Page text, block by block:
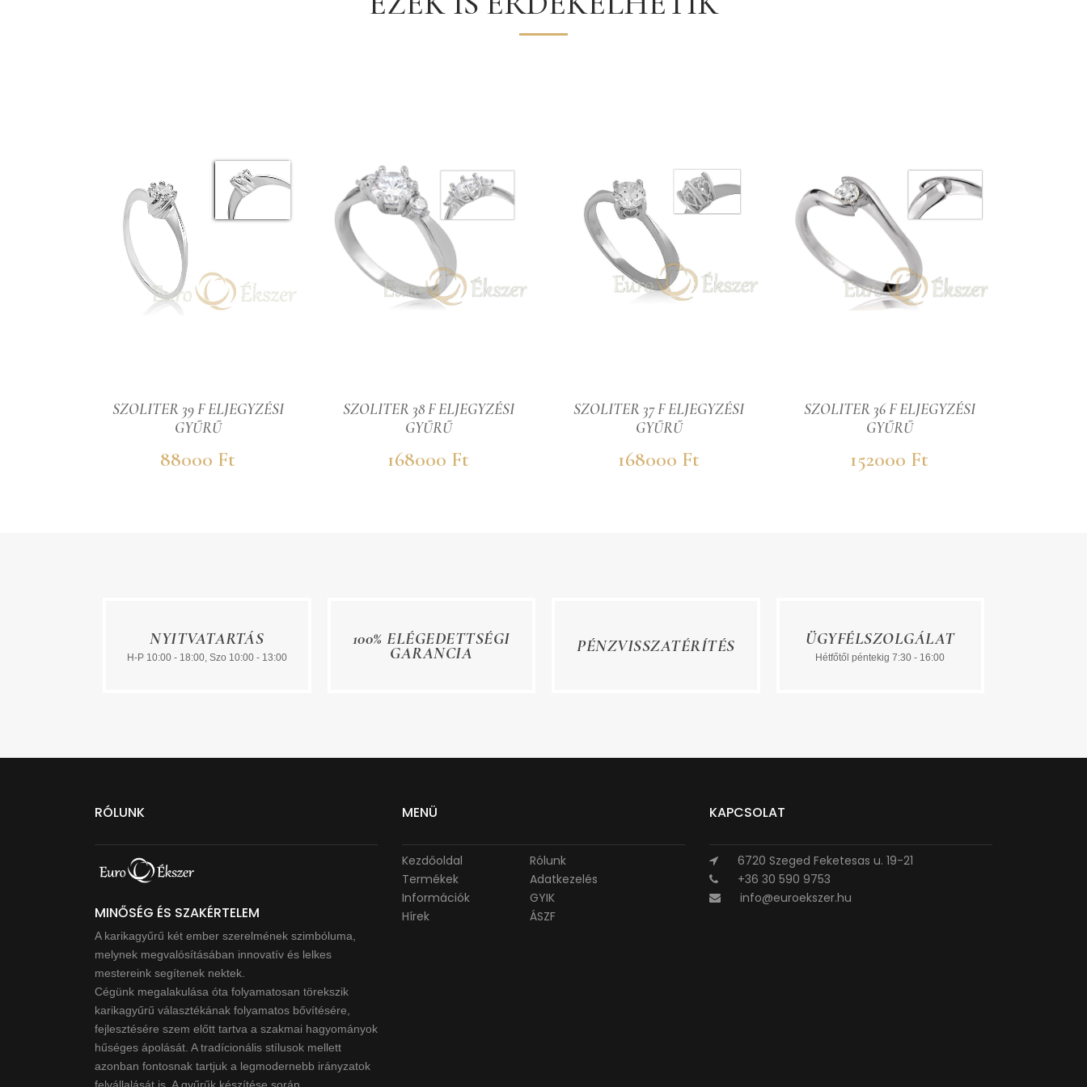
SZOLITER 39 F ELJEGYZÉSI
GYŰRŰ
88000 Ft
SZOLITER 38 F ELJEGYZÉSI
GYŰRŰ
168000 Ft
SZOLITER 37 F ELJEGYZÉSI
GYŰRŰ
168000 Ft
SZOLITER 36 F ELJEGYZÉSI
GYŰRŰ
152000 Ft
NYITVATARTÁS
H-P 10:00 - 18:00, Szo 10:00 - 13:00
100% ELÉGEDETTSÉGI
GARANCIA PÉNZVISSZATÉRÍTÉS ÜGYFÉLSZOLGÁLAT
Hétfőtől péntekig 7:30 - 16:00
RÓLUNK
MINŐSÉG ÉS SZAKÉRTELEM
A karikagyűrű két ember szerelmének szimbóluma,
melynek megvalósításában innovatív és lelkes
mestereink segítenek nektek.
Cégünk megalakulása óta folyamatosan törekszik
karikagyűrű választékának folyamatos bővítésére,
fejlesztésére szem előtt tartva a szakmai hagyományok
hűséges ápolását. A tradícionális stílusok mellett
azonban fontosnak tartjuk a legmodernebb irányzatok
felvállalását is. A gyűrűk készítése során
MENÜ
Kezdőoldal
Termékek
Információk
Hírek
Rólunk
Adatkezelés
GYIK
ÁSZF
KAPCSOLAT
6720 Szeged Feketesas u. 19-21
+36 30 590 9753
info@euroekszer.hu